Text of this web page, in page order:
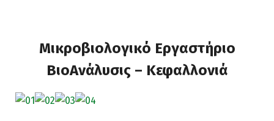
Mικροβιολογικό Εργαστήριο
ΒιοAνάλυσις – Κεφαλλονιά